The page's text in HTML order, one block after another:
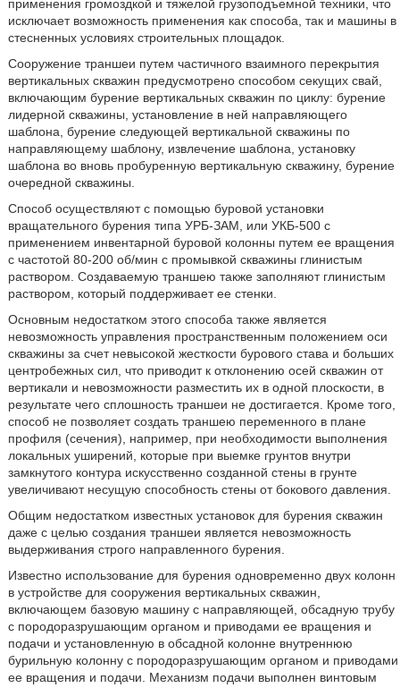
применения громоздкой и тяжелой грузоподъемной техники, что
исключает возможность применения как способа, так и машины в
стесненных условиях строительных площадок.
Сооружение траншеи путем частичного взаимного перекрытия
вертикальных скважин предусмотрено способом секущих свай,
включающим бурение вертикальных скважин по циклу: бурение
лидерной скважины, установление в ней направляющего
шаблона, бурение следующей вертикальной скважины по
направляющему шаблону, извлечение шаблона, установку
шаблона во вновь пробуренную вертикальную скважину, бурение
очередной скважины.
Способ осуществляют с помощью буровой установки
вращательного бурения типа УРБ-ЗАМ, или УКБ-500 с
применением инвентарной буровой колонны путем ее вращения
с частотой 80-200 об/мин с промывкой скважины глинистым
раствором. Создаваемую траншею также заполняют глинистым
раствором, который поддерживает ее стенки.
Основным недостатком этого способа также является
невозможность управления пространственным положением оси
скважины за счет невысокой жесткости бурового става и больших
центробежных сил, что приводит к отклонению осей скважин от
вертикали и невозможности разместить их в одной плоскости, в
результате чего сплошность траншеи не достигается. Кроме того,
способ не позволяет создать траншею переменного в плане
профиля (сечения), например, при необходимости выполнения
локальных уширений, которые при выемке грунтов внутри
замкнутого контура искусственно созданной стены в грунте
увеличивают несущую способность стены от бокового давления.
Общим недостатком известных установок для бурения скважин
даже с целью создания траншеи является невозможность
выдерживания строго направленного бурения.
Известно использование для бурения одновременно двух колонн
в устройстве для сооружения вертикальных скважин,
включающем базовую машину с направляющей, обсадную трубу
с породоразрушающим органом и приводами ее вращения и
подачи и установленную в обсадной колонне внутреннюю
бурильную колонну с породоразрушающим органом и приводами
ее вращения и подачи. Механизм подачи выполнен винтовым